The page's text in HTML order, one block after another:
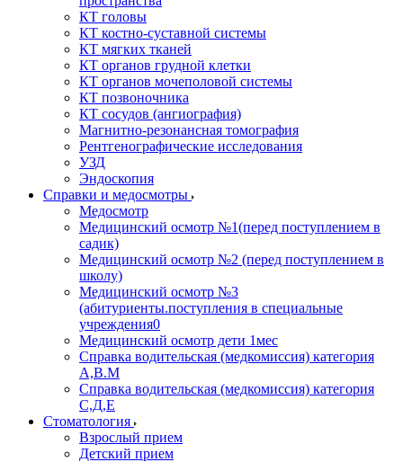
КТ головы
КТ костно-суставной системы
КТ мягких тканей
КТ органов грудной клетки
КТ органов мочеполовой системы
КТ позвоночника
КТ сосудов (ангиография)
Магнитно-резонансная томография
Рентгенографические исследования
УЗД
Эндоскопия
Справки и медосмотры
Медосмотр
Медицинский осмотр №1(перед поступлением в
садик)
Медицинский осмотр №2 (перед поступлением в
школу)
Медицинский осмотр №3
(абитуриенты.поступления в специальные
учреждения0
Медицинский осмотр дети 1мес
Справка водительская (медкомиссия) категория
А,В.М
Справка водительская (медкомиссия) категория
С,Д,Е
Стоматология
Взрослый прием
Детский прием